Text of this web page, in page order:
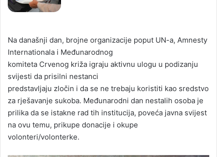
Na današnji dan, brojne organizacije poput UN-a, Amnesty
Internationala i Međunarodnog
komiteta Crvenog križa igraju aktivnu ulogu u podizanju
svijesti da prisilni nestanci
predstavljaju zločin i da se ne trebaju koristiti kao sredstvo
za rješavanje sukoba. Međunarodni dan nestalih osoba je
prilika da se istakne rad tih institucija, poveća javna svijest
na ovu temu, prikupe donacije i okupe
volonteri/volonterke.